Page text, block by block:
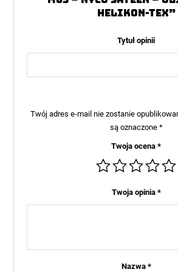
Helikon-Tex”
Tytuł opinii
Twój adres e-mail nie zostanie
są oznaczone *
Twoja ocena *
Twoja opinia *
Nazwa *